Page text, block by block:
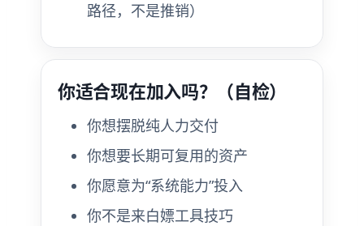
路径，不是推销）
你适合现在加入吗？（自检）
你想摆脱纯人力交付
你想要长期可复用的资产
你愿意为“系统能力”投入
你不是来白嫖工具技巧